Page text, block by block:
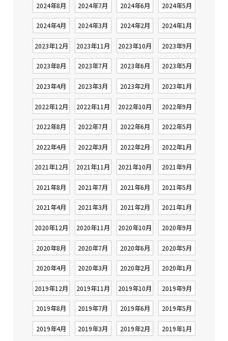
2024年8月 2024年7月 2024年6月 2024年5月
2024年4月 2024年3月 2024年2月 2024年1月
2023年12月 2023年11月 2023年10月 2023年9月
2023年8月 2023年7月 2023年6月 2023年5月
2023年4月 2023年3月 2023年2月 2023年1月
2022年12月 2022年11月 2022年10月 2022年9月
2022年8月 2022年7月 2022年6月 2022年5月
2022年4月 2022年3月 2022年2月 2022年1月
2021年12月 2021年11月 2021年10月 2021年9月
2021年8月 2021年7月 2021年6月 2021年5月
2021年4月 2021年3月 2021年2月 2021年1月
2020年12月 2020年11月 2020年10月 2020年9月
2020年8月 2020年7月 2020年6月 2020年5月
2020年4月 2020年3月 2020年2月 2020年1月
2019年12月 2019年11月 2019年10月 2019年9月
2019年8月 2019年7月 2019年6月 2019年5月
2019年4月 2019年3月 2019年2月 2019年1月